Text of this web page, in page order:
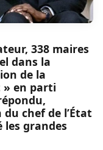
, 338 maires
dans la
de la
» en parti
chef de l’État
les grandes